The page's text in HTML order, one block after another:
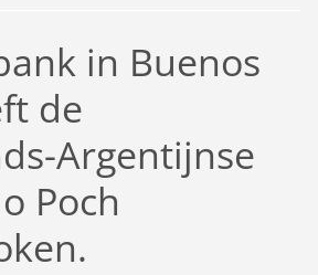
in Buenos
de
Argentijnse
Poch